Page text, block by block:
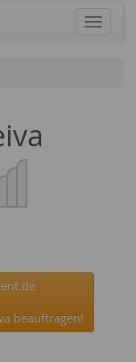
beauftragen!